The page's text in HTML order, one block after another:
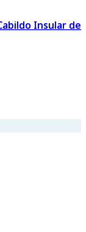
Insular de